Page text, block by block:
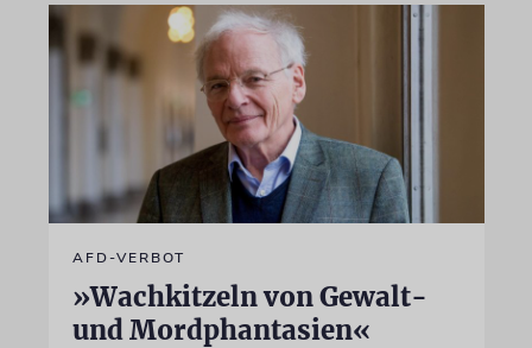
AFD-VERBOT
»Wachkitzeln von Gewalt-
und Mordphantasien«